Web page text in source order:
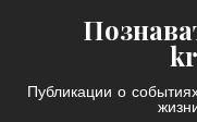
Публикации о